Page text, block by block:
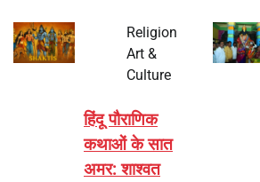
Religion
Art &
Culture
हिंदू पौराणिक
कथाओं के सात
अमर: शाश्वत